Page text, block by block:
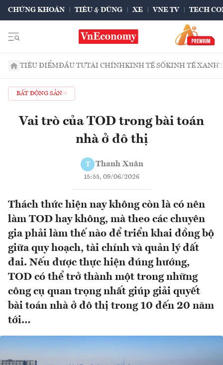
CHỨNG KHOÁN TIÊU & DÙNG XE VNE TV TECH
TIÊU ĐIỂMĐẦU TƯTÀI CHÍNHKINH TẾ SỐKINH TẾ XANH
BẤT ĐỘNG SẢN
Vai trò của TOD trong bài toán
nhà ở đô thị
T Thanh Xuân
15:55, 09/06/2026
Thách thức hiện nay không còn là có nên
làm TOD hay không, mà theo các chuyên
gia phải làm thế nào để triển khai đồng bộ
giữa quy hoạch, tài chính và quản lý đất
đai. Nếu được thực hiện đúng hướng,
TOD có thể trở thành một trong những
công cụ quan trọng nhất giúp giải quyết
bài toán nhà ở đô thị trong 10 đến 20 năm
tới…